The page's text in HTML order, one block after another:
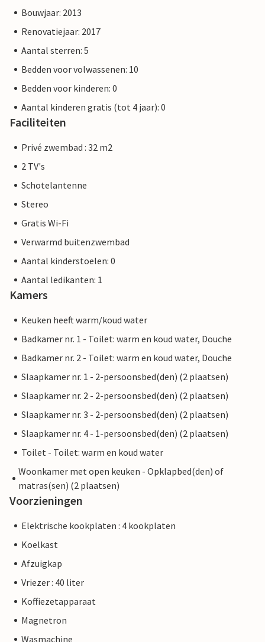
Bouwjaar: 2013
Renovatiejaar: 2017
Aantal sterren: 5
Bedden voor volwassenen: 10
Bedden voor kinderen: 0
Aantal kinderen gratis (tot 4 jaar): 0
Faciliteiten
Privé zwembad : 32 m2
2 TV's
Schotelantenne
Stereo
Gratis Wi-Fi
Verwarmd buitenzwembad
Aantal kinderstoelen: 0
Aantal ledikanten: 1
Kamers
Keuken heeft warm/koud water
Badkamer nr. 1 - Toilet: warm en koud water, Douche
Badkamer nr. 2 - Toilet: warm en koud water, Douche
Slaapkamer nr. 1 - 2-persoonsbed(den) (2 plaatsen)
Slaapkamer nr. 2 - 2-persoonsbed(den) (2 plaatsen)
Slaapkamer nr. 3 - 2-persoonsbed(den) (2 plaatsen)
Slaapkamer nr. 4 - 1-persoonsbed(den) (2 plaatsen)
Toilet - Toilet: warm en koud water
Woonkamer met open keuken - Opklapbed(den) of
matras(sen) (2 plaatsen)
Voorzieningen
Elektrische kookplaten : 4 kookplaten
Koelkast
Afzuigkap
Vriezer : 40 liter
Koffiezetapparaat
Magnetron
Wasmachine